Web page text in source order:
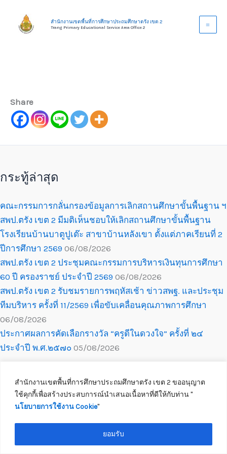
สำนักงานเขตพื้นที่การศึกษาประถมศึกษาตรัง เขต 2 ขออนุญาต
ใช้คุกกี้เพื่อสร้างประสบการณ์นำเสนอเนื้อหาที่ดีให้กับท่าน ''
นโยบายการใช้งาน Cookie''
ยอมรับ
content
สำนักงานเขตพื้นที่การศึกษาประถมศึกษาตรัง เขต 2
Trang Primary Educational Service Area Office 2
Share
กระทู้ล่าสุด
คณะกรรมการกลั่นกรองข้อมูลการเลิกสถานศึกษาขั้นพื้นฐาน ฯ
สพป.ตรัง เขต 2 มีมติเห็นชอบให้เลิกสถานศึกษาขั้นพื้นฐาน
โรงเรียนบ้านบาตูปูเต๊ะ สาขาบ้านหลังเขา ตั้งแต่ภาคเรียนที่ 2
ปีการศึกษา 2569 06/08/2026
สพป.ตรัง เขต 2 ประชุมคณะกรรมการบริหารเงินทุนการศึกษา
60 ปี ครองราชย์ ประจำปี 2569 06/08/2026
สพป.ตรัง เขต 2 รับชมรายการพฤหัสเช้า ข่าวสพฐ. และประชุม
ทีมบริหาร ครั้งที่ 11/2569 เพื่อขับเคลื่อนคุณภาพการศึกษา
06/08/2026
ประกาศผลการคัดเลือกรางวัล “ครูดีในดวงใจ” ครั้งที่ ๒๔
ประจำปี พ.ศ.๒๕๗๐ 05/08/2026
Copyright © 2026 สำนักงานเขตพื้นที่การศึกษาประถมศึกษาตรัง เขต 2